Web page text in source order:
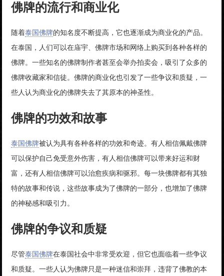
佛牌的流行和商业化
随着泰国佛牌的知名度不断提高，它也逐渐成为商业化的产品。
在泰国，人们可以在庙宇、佛牌市场和网络上购买到各种各样的
佛牌。一些知名的佛牌制作者甚至会举办拍卖会，吸引了众多的
佛牌收藏家和信徒。佛牌的商业化也引发了一些争议和质疑，一
些人认为商业化的佛牌失去了其原本的神圣性。
佛牌的功效和故事
泰国佛牌被认为具有各种各样的功效和奇迹。有人相信佩戴佛牌
可以保护自己免受意外伤害，有人相信佛牌可以带来好运和财
富，还有人相信佛牌可以治愈疾病和驱邪。每一块佛牌都有其独
特的故事和传说，这些故事成为了佛牌的一部分，也增加了佛牌
的神秘感和吸引力。
佛牌的争议和质疑
尽管泰国佛牌在泰国社会中非常受欢迎，但它也面临着一些争议
和质疑。一些人认为佛牌只是一种迷信和崇拜，违背了佛教的本